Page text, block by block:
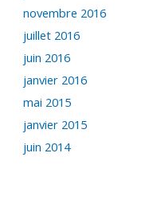
novembre 2016
juillet 2016
juin 2016
janvier 2016
mai 2015
janvier 2015
juin 2014